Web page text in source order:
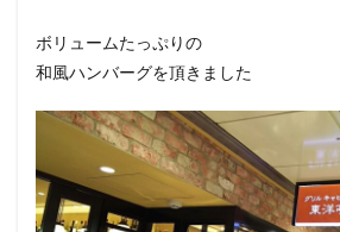
ボリュームたっぷりの
和風ハンバーグを頂きました